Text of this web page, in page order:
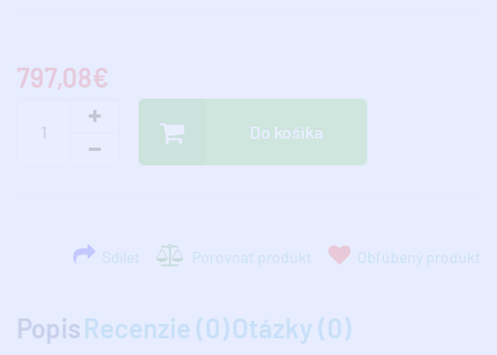
797,08€
Do košíka
Sdílet Porovnať produkt Obľúbený produkt
PopisRecenzie (0)Otázky (0)